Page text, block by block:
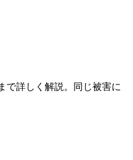
で詳しく解説。同じ被害に